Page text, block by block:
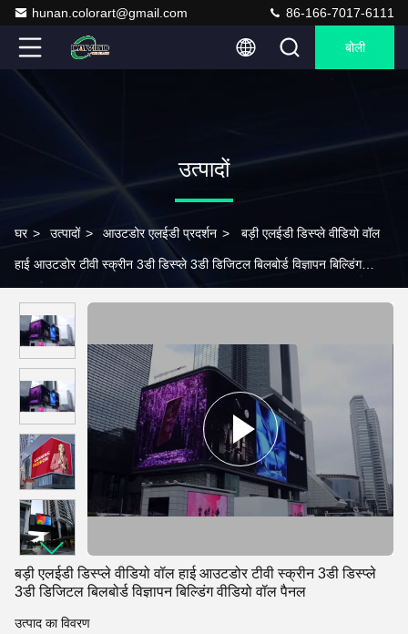
hunan.colorart@gmail.com 86-166-7017-6111
बोली
उत्पादों
घर > उत्पादों > आउटडोर एलईडी प्रदर्शन > बड़ी एलईडी डिस्प्ले वीडियो वॉल
हाई आउटडोर टीवी स्क्रीन 3डी डिस्प्ले 3डी डिजिटल बिलबोर्ड विज्ञापन बिल्डिंग
बड़ी एलईडी डिस्प्ले वीडियो वॉल हाई आउटडोर टीवी स्क्रीन 3डी डिस्प्ले
3डी डिजिटल बिलबोर्ड विज्ञापन बिल्डिंग वीडियो वॉल पैनल
उत्पाद का विवरण